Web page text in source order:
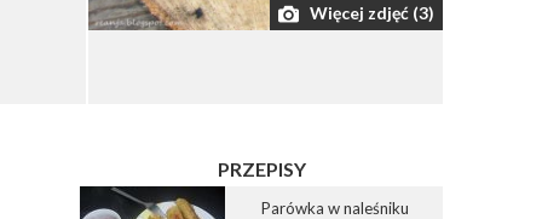
Więcej zdjęć (3)
PRZEPISY
Parówka w naleśniku